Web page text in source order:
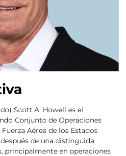
Scott A. Howell es el
Conjunto de Operaciones
Aérea de los Estados
de una distinguida
principalmente en operaciones